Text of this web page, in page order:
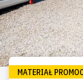
MATERIAŁ